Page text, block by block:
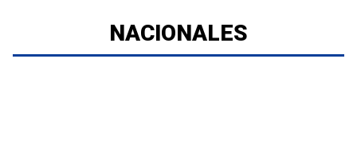
NACIONALES